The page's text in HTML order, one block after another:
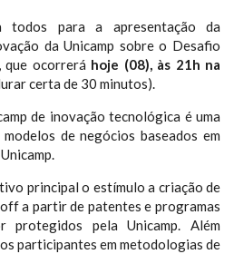
todos para a apresentação da
da Unicamp sobre o Desafio
que ocorrerá hoje (08), às 21h na
certa de 30 minutos).
de inovação tecnológica é uma
de negócios baseados em
principal o estímulo a criação de
a partir de patentes e programas
protegidos pela Unicamp. Além
participantes em metodologias de